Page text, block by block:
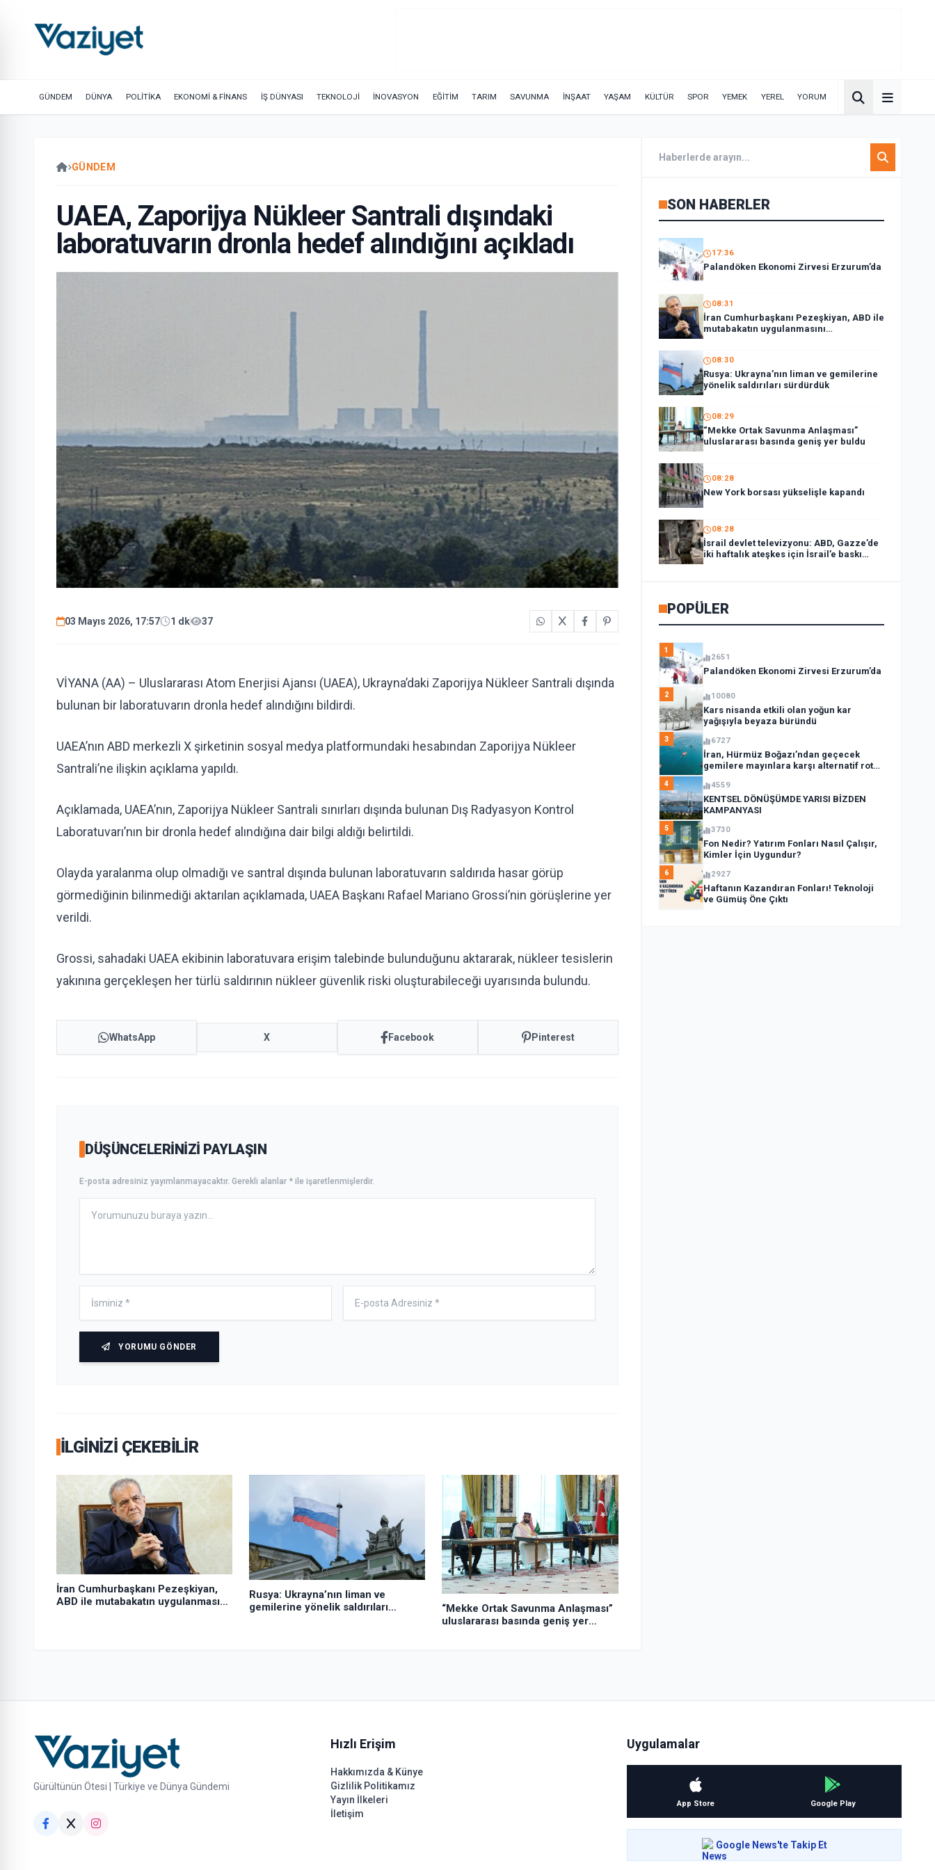
GÜNDEM DÜNYA POLİTİKA EKONOMİ & FİNANS İŞ DÜNYASI TEKNOLOJİ İNOVASYON EĞİTİM TARIM SAVUNMA İNŞAAT YAŞAM KÜLTÜR SPOR YEMEK YEREL YORUM
GÜNDEM
UAEA, Zaporijya Nükleer Santrali dışındaki
laboratuvarın dronla hedef alındığını açıkladı
03 Mayıs 2026, 17:57 1 dk 37
VİYANA (AA) – Uluslararası Atom Enerjisi Ajansı (UAEA), Ukrayna’daki Zaporijya Nükleer Santrali dışında
bulunan bir laboratuvarın dronla hedef alındığını bildirdi.
UAEA’nın ABD merkezli X şirketinin sosyal medya platformundaki hesabından Zaporijya Nükleer
Santrali’ne ilişkin açıklama yapıldı.
Açıklamada, UAEA’nın, Zaporijya Nükleer Santrali sınırları dışında bulunan Dış Radyasyon Kontrol
Laboratuvarı’nın bir dronla hedef alındığına dair bilgi aldığı belirtildi.
Olayda yaralanma olup olmadığı ve santral dışında bulunan laboratuvarın saldırıda hasar görüp
görmediğinin bilinmediği aktarılan açıklamada, UAEA Başkanı Rafael Mariano Grossi’nin görüşlerine yer
verildi.
Grossi, sahadaki UAEA ekibinin laboratuvara erişim talebinde bulunduğunu aktararak, nükleer tesislerin
yakınına gerçekleşen her türlü saldırının nükleer güvenlik riski oluşturabileceği uyarısında bulundu.
WhatsApp X Facebook Pinterest
DÜŞÜNCELERINIZI PAYLAŞIN
E-posta adresiniz yayımlanmayacaktır. Gerekli alanlar * ile işaretlenmişlerdir.
YORUMU GÖNDER
İLGINIZI ÇEKEBILIR
İran Cumhurbaşkanı Pezeşkiyan,
ABD ile mutabakatın uygulanmasını
Rusya: Ukrayna’nın liman ve
gemilerine yönelik saldırıları
“Mekke Ortak Savunma Anlaşması”
uluslararası basında geniş yer
SON HABERLER
17:36
Palandöken Ekonomi Zirvesi Erzurum’da
08:31
İran Cumhurbaşkanı Pezeşkiyan, ABD ile
mutabakatın uygulanmasını
desteklediklerini söyledi:
08:30
Rusya: Ukrayna’nın liman ve gemilerine
yönelik saldırıları sürdürdük
08:29
“Mekke Ortak Savunma Anlaşması”
uluslararası basında geniş yer buldu
08:28
New York borsası yükselişle kapandı
08:28
İsrail devlet televizyonu: ABD, Gazze’de
iki haftalık ateşkes için İsrail’e baskı
yapıyor
POPÜLER
1
2651
Palandöken Ekonomi Zirvesi Erzurum’da
2 10080
Kars nisanda etkili olan yoğun kar
yağışıyla beyaza büründü
3 6727
İran, Hürmüz Boğazı’ndan geçecek
gemilere mayınlara karşı alternatif rota
4 4559
KENTSEL DÖNÜŞÜMDE YARISI BİZDEN
KAMPANYASI
5 3730
Fon Nedir? Yatırım Fonları Nasıl Çalışır,
Kimler İçin Uygundur?
6 2927
Haftanın Kazandıran Fonları! Teknoloji
ve Gümüş Öne Çıktı
Gürültünün Ötesi | Türkiye ve Dünya Gündemi
Hızlı Erişim
Hakkımızda & Künye
Gizlilik Politikamız
Yayın İlkeleri
İletişim
Uygulamalar
App Store Google Play
Google News'te Takip Et